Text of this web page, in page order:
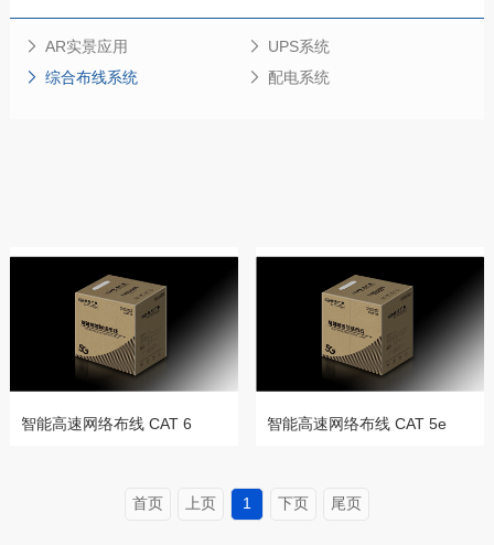
AR实景应用
UPS系统
综合布线系统
配电系统
智能高速网络布线 CAT 6 智能高速网络布线 CAT 5e
首页 上页 1 下页 尾页